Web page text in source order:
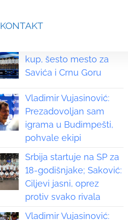
KONTAKT
kup, šesto mesto za
Savića i Crnu Goru
Vladimir Vujasinović:
Prezadovoljan sam
igrama u Budimpešti,
pohvale ekipi
Srbija startuje na SP za
18-godišnjake; Saković:
Ciljevi jasni, oprez
protiv svako rivala
Vladimir Vujasinović: